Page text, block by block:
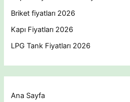
Briket fiyatları 2026
Kapı Fiyatları 2026
LPG Tank Fiyatları 2026
Ana Sayfa